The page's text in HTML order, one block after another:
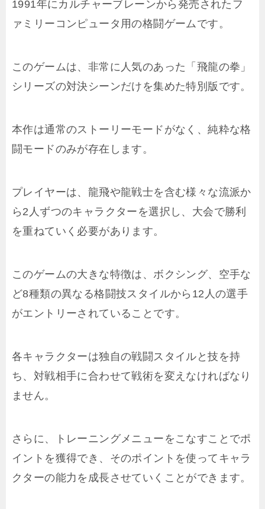
1991年にカルチャーブレーンから発売されたフ
ァミリーコンピュータ用の格闘ゲームです。
このゲームは、非常に人気のあった「飛龍の拳」
シリーズの対決シーンだけを集めた特別版です。
本作は通常のストーリーモードがなく、純粋な格
闘モードのみが存在します。
プレイヤーは、龍飛や龍戦士を含む様々な流派か
ら2人ずつのキャラクターを選択し、大会で勝利
を重ねていく必要があります。
このゲームの大きな特徴は、ボクシング、空手な
ど8種類の異なる格闘技スタイルから12人の選手
がエントリーされていることです。
各キャラクターは独自の戦闘スタイルと技を持
ち、対戦相手に合わせて戦術を変えなければなり
ません。
さらに、トレーニングメニューをこなすことでポ
イントを獲得でき、そのポイントを使ってキャラ
クターの能力を成長させていくことができます。